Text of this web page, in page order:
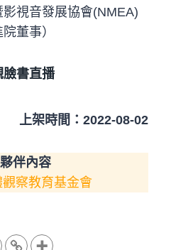
視音發展協會(NMEA)
董事）
臉書直播
上架時間：2022-08-02
伴內容
觀察教育基金會